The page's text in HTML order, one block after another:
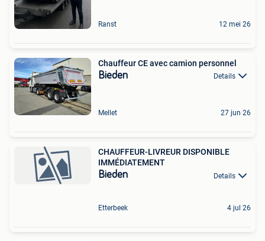
Ranst 12 mei 26
Chauffeur CE avec camion personnel
Bieden Details
Mellet 27 jun 26
CHAUFFEUR-LIVREUR DISPONIBLE
IMMÉDIATEMENT
Bieden Details
Etterbeek 4 jul 26